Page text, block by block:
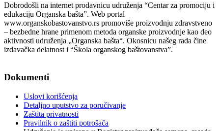
Dobrodošli na internet prodavnicu udruženja “Centar za promociju i
edukaciju Organska bašta”. Web portal
www.organskobastovanstvo.rs promoviše proizvodnju zdravstveno
– bezbedne hrane primenom metoda organske proizvodnje kao deo
aktivnosti udruženja „Organska bašta“. Okosnicu našeg rada čine
izdavačka delatnost i “Škola organskog baštovanstva”.
Dokumenti
Uslovi korišćenja
Detaljno uputstvo za poručivanje
Zaštita privatnosti
Pravilnik o zaštiti potrošača